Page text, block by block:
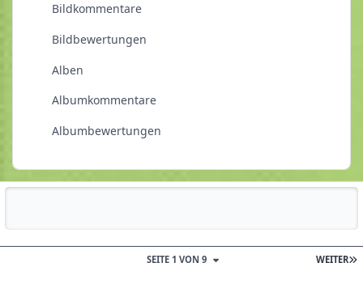
Bildkommentare
Bildbewertungen
Alben
Albumkommentare
Albumbewertungen
WEITER
SEITE 1 VON 9